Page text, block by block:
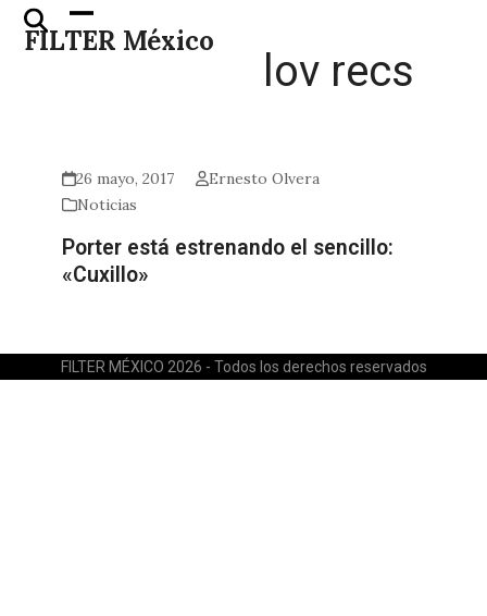
Skip
FILTER México
Open
mobile
Close
mobile
lov recs
26 mayo, 2017
Ernesto Olvera
Noticias
Porter está estrenando el sencillo:
«Cuxillo»
FILTER MÉXICO 2026 - Todos los derechos reservados